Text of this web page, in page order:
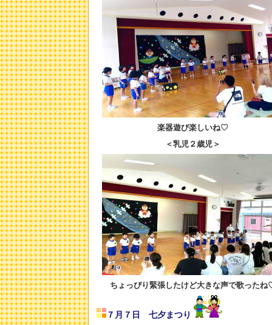
楽器遊び楽しいね♡
＜乳児２歳児＞
ちょっぴり緊張したけど大きな声で歌った
７月７日 七夕まつり